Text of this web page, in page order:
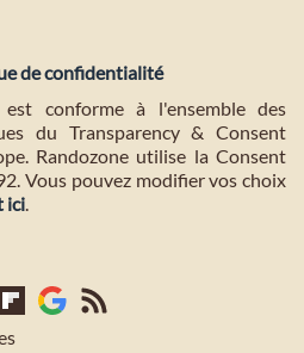
de confidentialité
conforme à l'ensemble des
du Transparency & Consent
Randozone utilise la Consent
Vous pouvez modifier vos choix
ici.